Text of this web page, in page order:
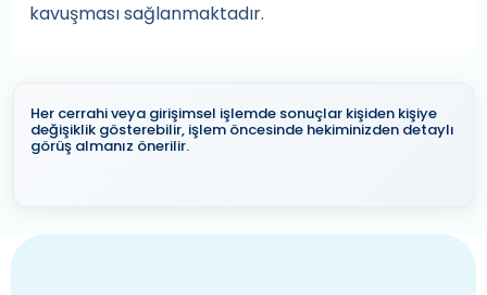
kavuşması sağlanmaktadır.
Her cerrahi veya girişimsel işlemde sonuçlar kişiden kişiye
değişiklik gösterebilir, işlem öncesinde hekiminizden detaylı
görüş almanız önerilir.